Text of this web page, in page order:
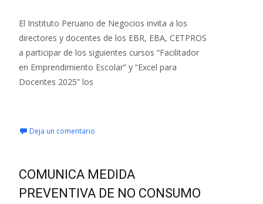
El Instituto Peruano de Negocios invita a los
directores y docentes de los EBR, EBA, CETPROS
a participar de los siguientes cursos “Facilitador
en Emprendimiento Escolar” y “Excel para
Docentes 2025” los
Deja un comentario
COMUNICA MEDIDA
PREVENTIVA DE NO CONSUMO